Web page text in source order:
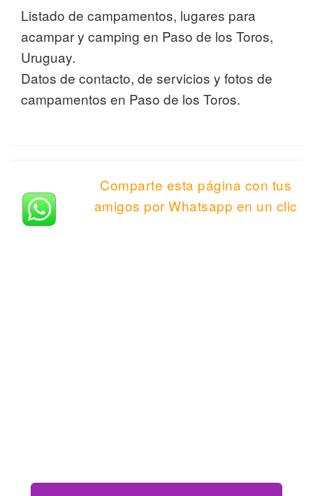
Listado de campamentos, lugares para
acampar y camping en Paso de los Toros,
Uruguay.
Datos de contacto, de servicios y fotos de
campamentos en Paso de los Toros.
Comparte esta página con tus
amigos por Whatsapp en un clic